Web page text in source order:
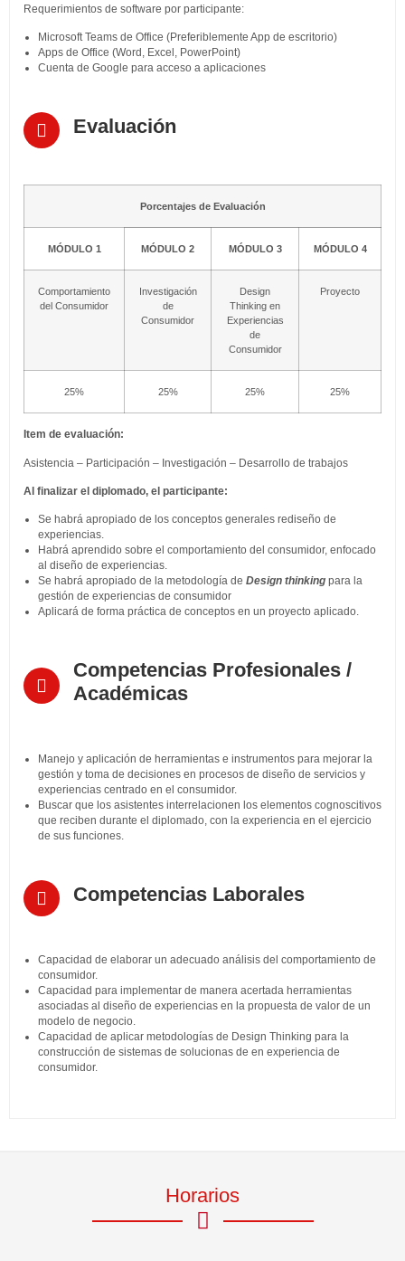
Requerimientos de software por participante:
Microsoft Teams de Office (Preferiblemente App de escritorio)
Apps de Office (Word, Excel, PowerPoint)
Cuenta de Google para acceso a aplicaciones
Evaluación
Porcentajes de Evaluación
MÓDULO 1 MÓDULO 2 MÓDULO 3 MÓDULO 4
Comportamiento
del Consumidor
Investigación
de
Consumidor
Design
Thinking en
Experiencias
de
Consumidor
Proyecto
25% 25% 25% 25%
Item de evaluación:
Asistencia – Participación – Investigación – Desarrollo de trabajos
Al finalizar el diplomado, el participante:
Se habrá apropiado de los conceptos generales rediseño de
experiencias.
Habrá aprendido sobre el comportamiento del consumidor, enfocado
al diseño de experiencias.
Se habrá apropiado de la metodología de Design thinking para la
gestión de experiencias de consumidor
Aplicará de forma práctica de conceptos en un proyecto aplicado.
Competencias Profesionales /
Académicas
Manejo y aplicación de herramientas e instrumentos para mejorar la
gestión y toma de decisiones en procesos de diseño de servicios y
experiencias centrado en el consumidor.
Buscar que los asistentes interrelacionen los elementos cognoscitivos
que reciben durante el diplomado, con la experiencia en el ejercicio
de sus funciones.
Competencias Laborales
Capacidad de elaborar un adecuado análisis del comportamiento de
consumidor.
Capacidad para implementar de manera acertada herramientas
asociadas al diseño de experiencias en la propuesta de valor de un
modelo de negocio.
Capacidad de aplicar metodologías de Design Thinking para la
construcción de sistemas de solucionas de en experiencia de
consumidor.
Horarios